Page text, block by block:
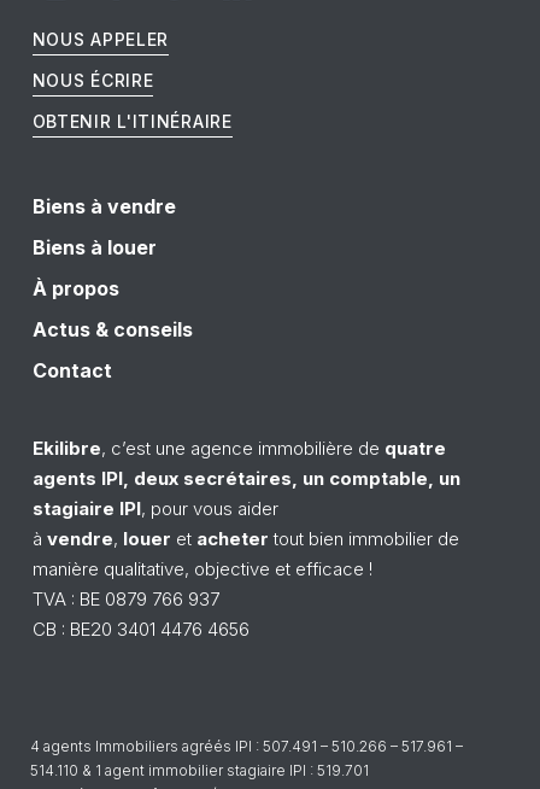
NOUS APPELER
NOUS ÉCRIRE
OBTENIR L'ITINÉRAIRE
Biens à vendre
Biens à louer
À propos
Actus & conseils
Contact
Ekilibre, c’est une agence immobilière de quatre
agents IPI, deux secrétaires, un comptable, un
stagiaire IPI, pour vous aider
à vendre, louer et acheter tout bien immobilier de
manière qualitative, objective et efficace !
TVA : BE 0879 766 937
CB : BE20 3401 4476 4656
4 agents Immobiliers agréés IPI : 507.491 – 510.266 – 517.961 –
514.110 & 1 agent immobilier stagiaire IPI : 519.701